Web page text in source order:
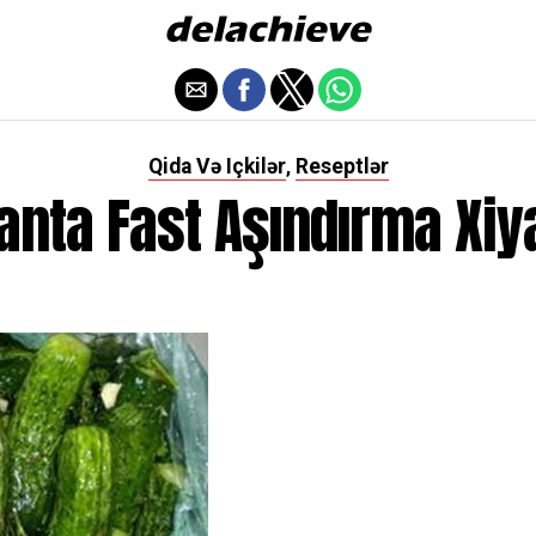
Qida Və Içkilər, Reseptlər
Fast Aşındırma